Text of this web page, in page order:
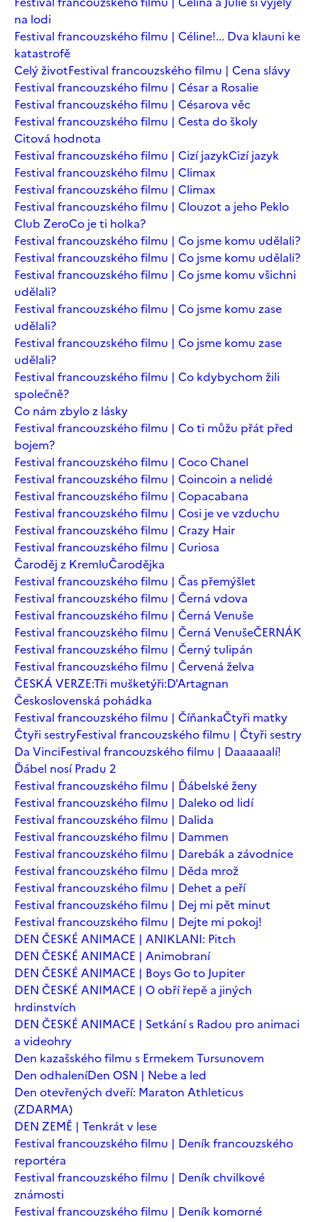
na lodi
Festival francouzského filmu | Céline!... Dva klauni ke
katastrofě
Celý životFestival francouzského filmu | Cena slávy
Festival francouzského filmu | César a Rosalie
Festival francouzského filmu | Césarova věc
Festival francouzského filmu | Cesta do školy
Citová hodnota
Festival francouzského filmu | Cizí jazykCizí jazyk
Festival francouzského filmu | Climax
Festival francouzského filmu | Climax
Festival francouzského filmu | Clouzot a jeho Peklo
Club ZeroCo je ti holka?
Festival francouzského filmu | Co jsme komu udělali?
Festival francouzského filmu | Co jsme komu udělali?
Festival francouzského filmu | Co jsme komu všichni
udělali?
Festival francouzského filmu | Co jsme komu zase
udělali?
Festival francouzského filmu | Co jsme komu zase
udělali?
Festival francouzského filmu | Co kdybychom žili
společně?
Co nám zbylo z lásky
Festival francouzského filmu | Co ti můžu přát před
bojem?
Festival francouzského filmu | Coco Chanel
Festival francouzského filmu | Coincoin a nelidé
Festival francouzského filmu | Copacabana
Festival francouzského filmu | Cosi je ve vzduchu
Festival francouzského filmu | Crazy Hair
Festival francouzského filmu | Curiosa
Čaroděj z KremluČarodějka
Festival francouzského filmu | Čas přemýšlet
Festival francouzského filmu | Černá vdova
Festival francouzského filmu | Černá Venuše
Festival francouzského filmu | Černá VenušeČERNÁK
Festival francouzského filmu | Černý tulipán
Festival francouzského filmu | Červená želva
ČESKÁ VERZE:Tři mušketýři:D'Artagnan
Československá pohádka
Festival francouzského filmu | ČíňankaČtyři matky
Čtyři sestryFestival francouzského filmu | Čtyři sestry
Da VinciFestival francouzského filmu | Daaaaaalí!
Ďábel nosí Pradu 2
Festival francouzského filmu | Ďábelské ženy
Festival francouzského filmu | Daleko od lidí
Festival francouzského filmu | Dalida
Festival francouzského filmu | Dammen
Festival francouzského filmu | Darebák a závodnice
Festival francouzského filmu | Děda mrož
Festival francouzského filmu | Dehet a peří
Festival francouzského filmu | Dej mi pět minut
Festival francouzského filmu | Dejte mi pokoj!
DEN ČESKÉ ANIMACE | ANIKLANI: Pitch
DEN ČESKÉ ANIMACE | Animobraní
DEN ČESKÉ ANIMACE | Boys Go to Jupiter
DEN ČESKÉ ANIMACE | O obří řepě a jiných
hrdinstvích
DEN ČESKÉ ANIMACE | Setkání s Radou pro animaci
a videohry
Den kazašského filmu s Ermekem Tursunovem
Den odhaleníDen OSN | Nebe a led
Den otevřených dveří: Maraton Athleticus
(ZDARMA)
DEN ZEMĚ | Tenkrát v lese
Festival francouzského filmu | Deník francouzského
reportéra
Festival francouzského filmu | Deník chvilkové
známosti
Festival francouzského filmu | Deník komorné